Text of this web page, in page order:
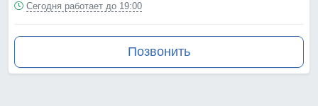
Сегодня работает до 19:00
Позвонить